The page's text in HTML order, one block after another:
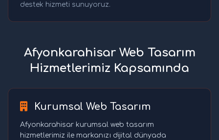
destek hizmeti sunuyoruz.
Afyonkarahisar Web Tasarım
Hizmetlerimiz Kapsamında
Kurumsal Web Tasarım
Afyonkarahisar kurumsal web tasarım
hizmetlerimiz ile markanızı dijital dünyada